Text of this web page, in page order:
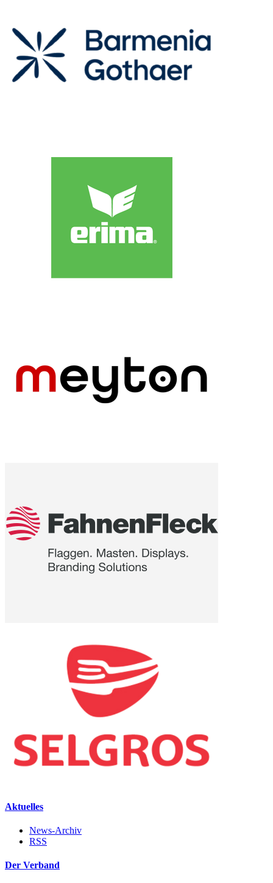
Aktuelles
News-Archiv
RSS
Der Verband